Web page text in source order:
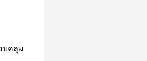
บคลุม